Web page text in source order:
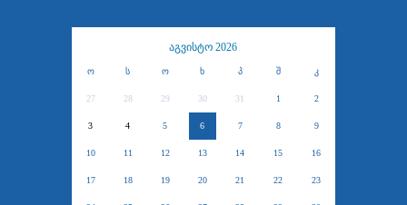
აგვისტო 2026
ო ს ო ხ პ შ კ
27 28 29 30 31 1 2
3 4 5 6 7 8 9
10 11 12 13 14 15 16
17 18 19 20 21 22 23